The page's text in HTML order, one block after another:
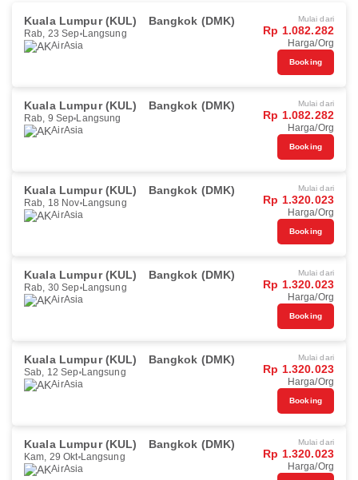
Kuala Lumpur (KUL) Bangkok (DMK)
Rab, 23 Sep Langsung
AirAsia
Mulai dari
Rp 1.082.282
Harga/Org
Booking
Kuala Lumpur (KUL) Bangkok (DMK)
Rab, 9 Sep Langsung
AirAsia
Mulai dari
Rp 1.082.282
Harga/Org
Booking
Kuala Lumpur (KUL) Bangkok (DMK)
Rab, 18 Nov Langsung
AirAsia
Mulai dari
Rp 1.320.023
Harga/Org
Booking
Kuala Lumpur (KUL) Bangkok (DMK)
Rab, 30 Sep Langsung
AirAsia
Mulai dari
Rp 1.320.023
Harga/Org
Booking
Kuala Lumpur (KUL) Bangkok (DMK)
Sab, 12 Sep Langsung
AirAsia
Mulai dari
Rp 1.320.023
Harga/Org
Booking
Kuala Lumpur (KUL) Bangkok (DMK)
Kam, 29 Okt Langsung
AirAsia
Mulai dari
Rp 1.320.023
Harga/Org